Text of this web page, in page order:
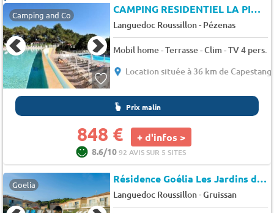
Camping and Co CAMPING RESIDENTIEL LA PINEDE
Languedoc Roussillon- Pézenas
Mobil home - Terrasse - Clim - TV 4 pers.
Location située à 36 km de Capestang
Prix malin
848 € + d'infos >
8.6/1092 AVIS SUR 5 SITES
Goelia Résidence Goélia Les Jardins de Phoebus
Languedoc Roussillon-Gruissan